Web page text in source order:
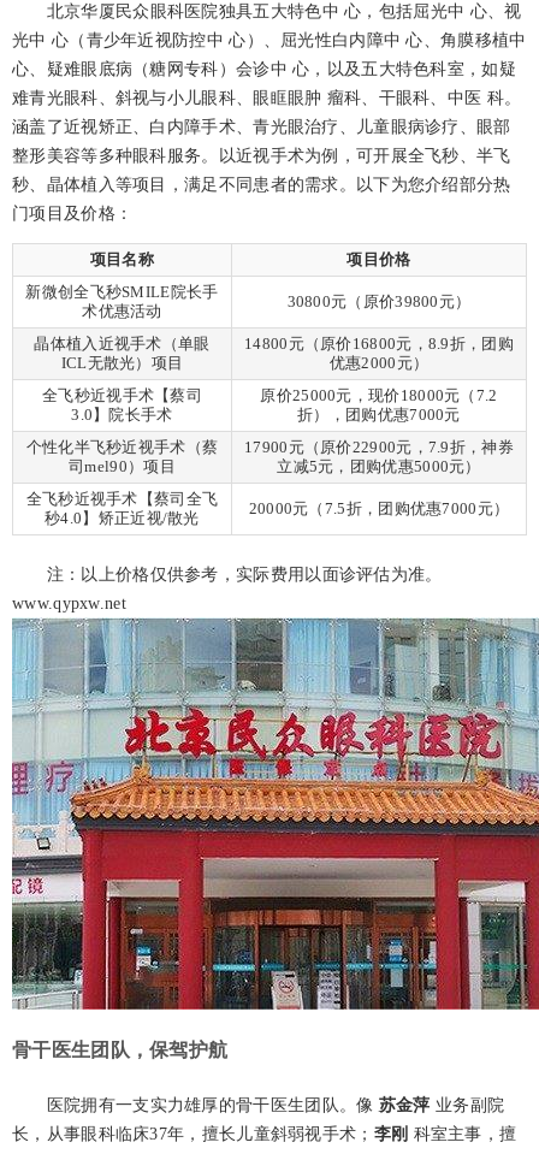
北京华厦民众眼科医院独具五大特色中 心，包括屈光中 心、视
光中 心（青少年近视防控中 心）、屈光性白内障中 心、角膜移植中
心、疑难眼底病（糖网专科）会诊中 心，以及五大特色科室，如疑
难青光眼科、斜视与小儿眼科、眼眶眼肿 瘤科、干眼科、中医 科。
涵盖了近视矫正、白内障手术、青光眼治疗、儿童眼病诊疗、眼部
整形美容等多种眼科服务。以近视手术为例，可开展全飞秒、半飞
秒、晶体植入等项目，满足不同患者的需求。以下为您介绍部分热
门项目及价格：
项目名称
项目价格
新微创全飞秒SMILE院长手
术优惠活动
30800元（原价39800元）
晶体植入近视手术（单眼
ICL无散光）项目
14800元（原价16800元，8.9折，团购
优惠2000元）
全飞秒近视手术【蔡司
3.0】院长手术
原价25000元，现价18000元（7.2
折），团购优惠7000元
个性化半飞秒近视手术（蔡
司mel90）项目
17900元（原价22900元，7.9折，神券
立减5元，团购优惠5000元）
全飞秒近视手术【蔡司全飞
秒4.0】矫正近视/散光
20000元（7.5折，团购优惠7000元）
注：以上价格仅供参考，实际费用以面诊评估为准。
www.qypxw.net
骨干医生团队，保驾护航
医院拥有一支实力雄厚的骨干医生团队。像 苏金萍 业务副院
长，从事眼科临床37年，擅长儿童斜弱视手术； 李刚 科室主事，擅